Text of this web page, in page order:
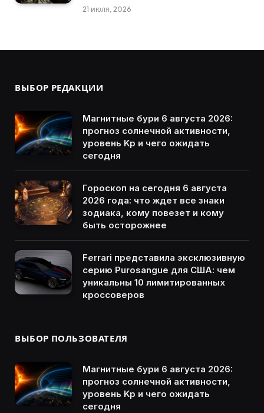
21 июля, 2026
ВЫБОР РЕДАКЦИИ
Магнитные бури 6 августа 2026:
прогноз солнечной активности,
уровень Kp и чего ожидать
сегодня
Гороскоп на сегодня 6 августа
2026 года: что ждет все знаки
зодиака, кому повезет и кому
быть осторожнее
Ferrari представила эксклюзивную
серию Purosangue для США: чем
уникальны 10 лимитированных
кроссоверов
ВЫБОР ПОЛЬЗОВАТЕЛЯ
Магнитные бури 6 августа 2026:
прогноз солнечной активности,
уровень Kp и чего ожидать
сегодня